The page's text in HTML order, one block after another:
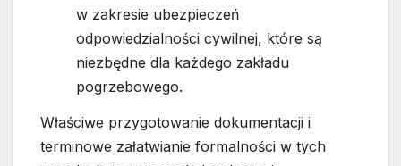
w zakresie ubezpieczeń
odpowiedzialności cywilnej, które są
niezbędne dla każdego zakładu
pogrzebowego.
Właściwe przygotowanie dokumentacji i
terminowe załatwianie formalności w tych